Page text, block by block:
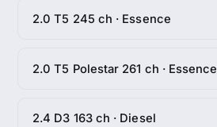
2.0 T5 245 ch · Essence
2.0 T5 Polestar 261 ch · Essence
2.4 D3 163 ch · Diesel